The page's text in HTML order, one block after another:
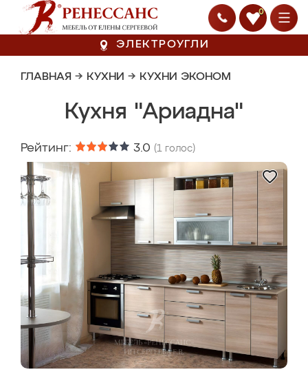
0
ЭЛЕКТРОУГЛИ
ГЛАВНАЯ → КУХНИ → КУХНИ ЭКОНОМ
Кухня "Ариадна"
Рейтинг: 3.0 (1 голос)